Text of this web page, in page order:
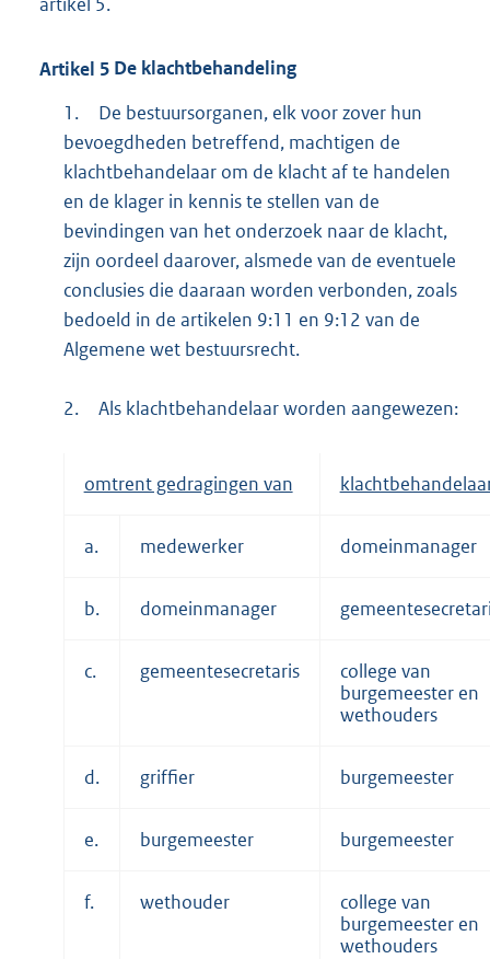
Artikel 5 De klachtbehandeling
1.
De bestuursorganen, elk voor zover hun
bevoegdheden betreffend, machtigen de
klachtbehandelaar om de klacht af te handelen
en de klager in kennis te stellen van de
bevindingen van het onderzoek naar de klacht,
zijn oordeel daarover, alsmede van de eventuele
conclusies die daaraan worden verbonden, zoals
bedoeld in de artikelen 9:11 en 9:12 van de
Algemene wet bestuursrecht.
2. Als klachtbehandelaar worden aangewezen:
omtrent gedragingen van
a. medewerker domeinmanager
b. domeinmanager
c. gemeentesecretaris
college van
burgemeester en
wethouders
d. griffier burgemeester
e. burgemeester burgemeester
f. wethouder
college van
burgemeester en
wethouders